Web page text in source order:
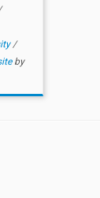
/
by